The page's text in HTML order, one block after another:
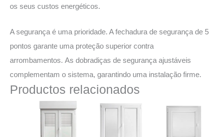
os seus custos energéticos.
A segurança é uma prioridade. A fechadura de segurança de 5
pontos garante uma proteção superior contra
arrombamentos. As dobradiças de segurança ajustáveis
complementam o sistema, garantindo uma instalação firme.
Productos relacionados